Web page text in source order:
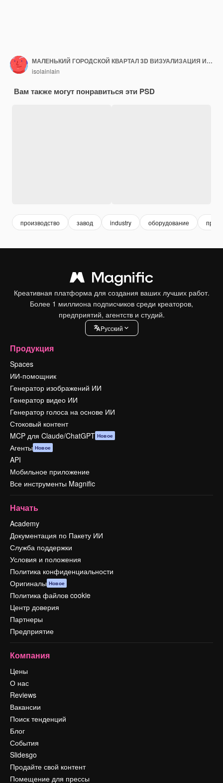
МАЛЕНЬКИЙ ГОРОДСКОЙ КВАРТАЛ 3D ВИЗУАЛИЗАЦИЯ ИЗОЛИРОВАННЫХ ИЗОБРАЖЕНИЙ
isolainlain
Вам также могут понравиться эти PSD
производство завод industry оборудование
Креативная платформа для создания ваших лучших работ.
Более 1 миллиона подписчиков среди креаторов,
предприятий, агентств и студий.
Pусский
Продукция
Spaces
ИИ-помощник
Генератор изображений ИИ
Генератор видео ИИ
Генератор голоса на основе ИИ
Стоковый контент
MCP для Claude/ChatGPT Новое
Агенты Новое
API
Мобильное приложение
Все инструменты Magnific
Начать
Academy
Документация по Пакету ИИ
Служба поддержки
Условия и положения
Политика конфиденциальности
Оригиналы Новое
Политика файлов cookie
Центр доверия
Партнеры
Предприятие
Компания
Цены
О нас
Reviews
Вакансии
Поиск тенденций
Блог
События
Slidesgo
Продайте свой контент
Помещение для прессы